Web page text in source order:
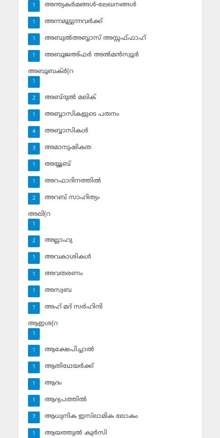
അന്ത്യകര്‍മങ്ങള്‍-ലേഖനങ്ങള്‍
1
അന്നമൂട്ടുന്നവര്‍ക്ക്
1
അബുല്‍അബ്ബാസ് അസ്സഫ്ഫാഹ്‌
1
അബൂജഅ്ഫര്‍ അല്‍മന്‍സ്വൂര്‍
1
അബൂബക്ര്‍(റ
1
അബ്ദുല്‍ മലിക്‌
2
അബ്ബാസികളുടെ പതനം
1
അബ്ബാസികള്‍
4
അമാനുഷികത
3
അയ്യൂബ്‌
1
അറഫാദിനത്തില്‍
1
അറബ് സാഹിത്യം
2
അലി(റ
1
അല്ലാഹു
2
അവകാശികള്‍
1
അവതരണം
1
അസ്വബ
1
അഹ് മദ് സര്‍ഹിന്ദി
1
ആഇശ(റ
1
ആക്ഷേപിച്ചാല്‍
1
ആതിഥേയര്‍ക്ക്
1
ആദം
1
ആദ്യപത്തില്‍
1
ആധുനിക ഇസ്‌ലാമിക ലോകം
7
ആയത്തുല്‍ കുര്‍സി
1